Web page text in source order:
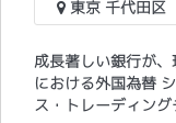
東京 千代田区
成長著しい銀行が
における外国為替
ス・トレーディング